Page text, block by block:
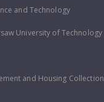
and Technology
University of Technology
and Housing Collection